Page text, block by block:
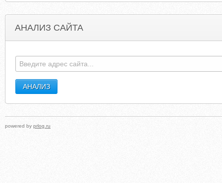
АНАЛИЗ САЙТА
powered by prlog.ru